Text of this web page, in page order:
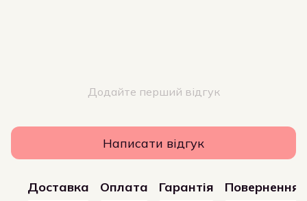
Додайте перший відгук
Написати відгук
Доставка Оплата Гарантія Повернення